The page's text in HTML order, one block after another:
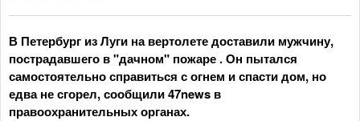
В Петербург из Луги на вертолете доставили мужчину,
пострадавшего в "дачном" пожаре . Он пытался
самостоятельно справиться с огнем и спасти дом, но
едва не сгорел, сообщили 47news в
правоохранительных органах.